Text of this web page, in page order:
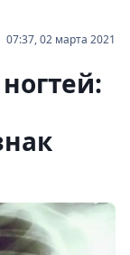
07:37, 02 марта 2021